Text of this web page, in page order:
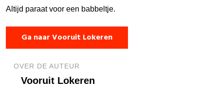
Altijd paraat voor een babbeltje.
Ga naar Vooruit Lokeren
OVER DE AUTEUR
Vooruit Lokeren